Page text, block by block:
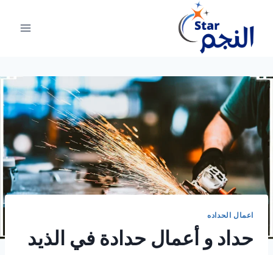
المحتوى
اعمال الحداده
حداد و أعمال حدادة في الذيد